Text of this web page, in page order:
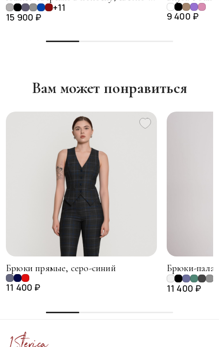
+11
15 900 ₽
9 400 ₽
Вам может понравиться
Брюки прямые, серо-синий
11 400 ₽
Брюки-
11 400 ₽